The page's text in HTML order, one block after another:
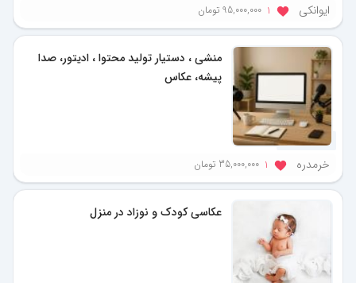
ایوانکی 1 95,000,000 تومان
11 ماه پیش
منشی ، دستیار تولید محتوا ، ادیتور، صدا
پیشه، عکاس
خرمدره 1 35,000,000 تومان
عکاسی کودک و نوزاد در منزل